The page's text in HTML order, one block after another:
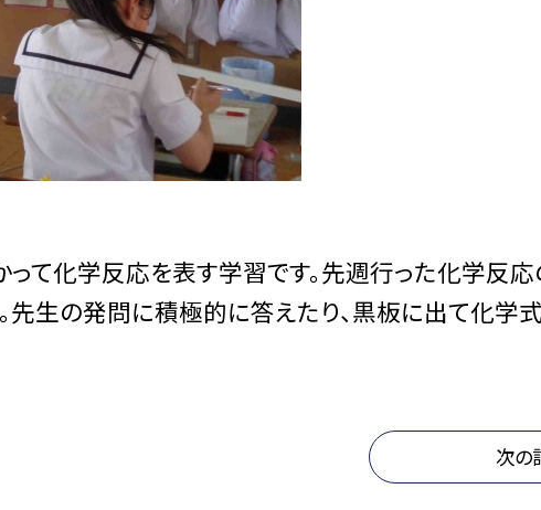
て化学反応を表す学習です。先週行った化学反
先生の発問に積極的に答えたり、黒板に出て化学
次の